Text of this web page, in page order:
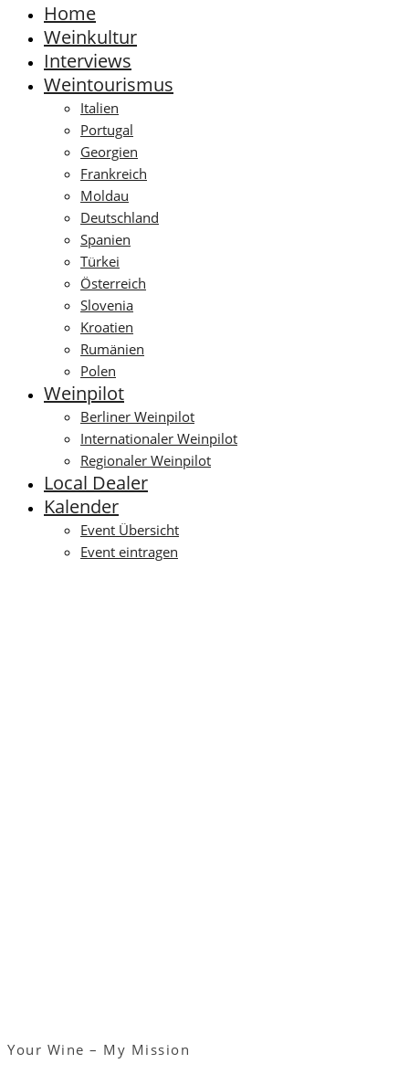
Home
Weinkultur
Interviews
Weintourismus
Italien
Portugal
Georgien
Frankreich
Moldau
Deutschland
Spanien
Türkei
Österreich
Slovenia
Kroatien
Rumänien
Polen
Weinpilot
Berliner Weinpilot
Internationaler Weinpilot
Regionaler Weinpilot
Local Dealer
Kalender
Event Übersicht
Event eintragen
Your Wine – My Mission